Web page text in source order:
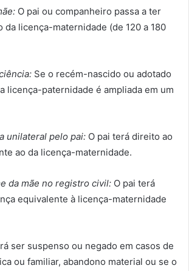
O pai ou companheiro passa a ter
licença-maternidade (de 120 a 180
Se o recém-nascido ou adotado
licença-paternidade é ampliada em um
unilateral pelo pai: O pai terá direito ao
ao da licença-maternidade.
da mãe no registro civil: O pai terá
equivalente à licença-maternidade
ser suspenso ou negado em casos de
ou familiar, abandono material ou se o